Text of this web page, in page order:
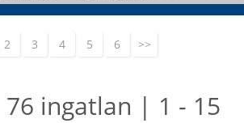
2 3 4 5 6 >>
76 ingatlan | 1 - 15